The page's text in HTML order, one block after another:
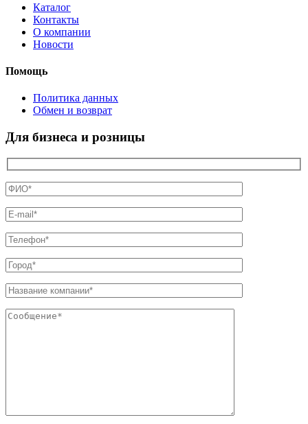
Каталог
Контакты
О компании
Новости
Помощь
Политика данных
Обмен и возврат
Для бизнеса и розницы